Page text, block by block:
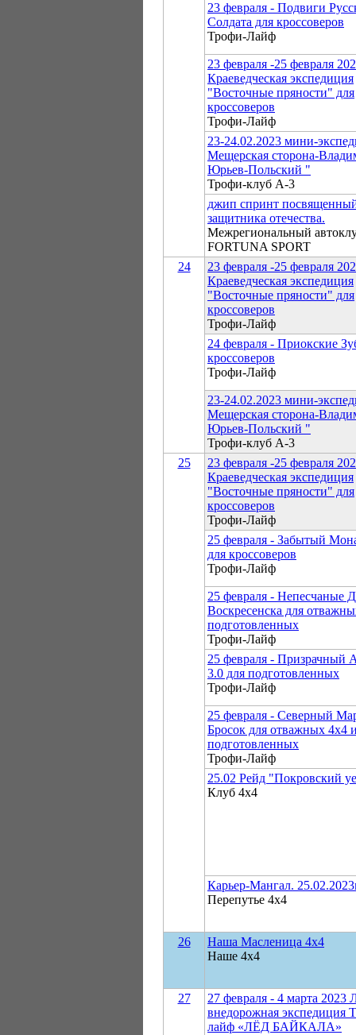
23 февраля - Подвиги
Солдата для кроссоверов
Трофи-Лайф
23 февраля -25 февраля
Краеведческая экспедиция
"Восточные пряности" для
кроссоверов
Трофи-Лайф
23-24.02.2023 мини-
Мещерская сторона-
Юрьев-Польский "
Трофи-клуб А-3
джип спринт
защитника отечества.
Межрегиональный
FORTUNA SPORT
24
23 февраля -25 февраля
Краеведческая экспедиция
"Восточные пряности" для
кроссоверов
Трофи-Лайф
24 февраля - Приокские
кроссоверов
Трофи-Лайф
23-24.02.2023 мини-
Мещерская сторона-
Юрьев-Польский "
Трофи-клуб А-3
25
23 февраля -25 февраля
Краеведческая экспедиция
"Восточные пряности" для
кроссоверов
Трофи-Лайф
25 февраля - Забытый
для кроссоверов
Трофи-Лайф
25 февраля - Непесчаные
Воскресенска для
подготовленных
Трофи-Лайф
25 февраля - Призрачный
3.0 для подготовленных
Трофи-Лайф
25 февраля - Северный
Бросок для отважных 4х4
подготовленных
Трофи-Лайф
25.02 Рейд "Покровский
Клуб 4х4
Карьер-Мангал.
Перепутье 4х4
26
Наша Масленица 4х4
Наше 4х4
27
27 февраля - 4 марта 2023
внедорожная экспедиция
лайф «ЛЁД БАЙКАЛА»